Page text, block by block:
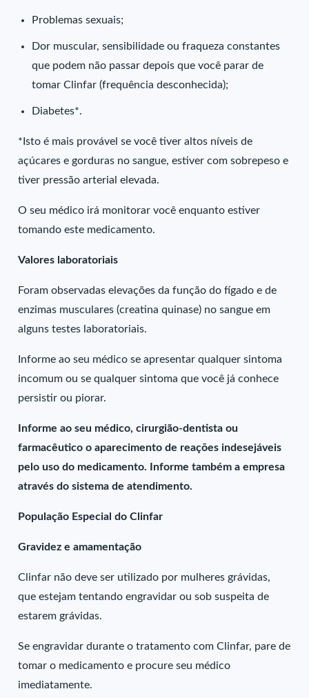
Problemas sexuais;
Dor muscular, sensibilidade ou fraqueza constantes
que podem não passar depois que você parar de
tomar Clinfar (frequência desconhecida);
Diabetes*.
*Isto é mais provável se você tiver altos níveis de
açúcares e gorduras no sangue, estiver com sobrepeso e
tiver pressão arterial elevada.
O seu médico irá monitorar você enquanto estiver
tomando este medicamento.
Valores laboratoriais
Foram observadas elevações da função do fígado e de
enzimas musculares (creatina quinase) no sangue em
alguns testes laboratoriais.
Informe ao seu médico se apresentar qualquer sintoma
incomum ou se qualquer sintoma que você já conhece
persistir ou piorar.
Informe ao seu médico, cirurgião-dentista ou
farmacêutico o aparecimento de reações indesejáveis
pelo uso do medicamento. Informe também a empresa
através do sistema de atendimento.
População Especial do Clinfar
Gravidez e amamentação
Clinfar não deve ser utilizado por mulheres grávidas,
que estejam tentando engravidar ou sob suspeita de
estarem grávidas.
Se engravidar durante o tratamento com Clinfar, pare de
tomar o medicamento e procure seu médico
imediatamente.